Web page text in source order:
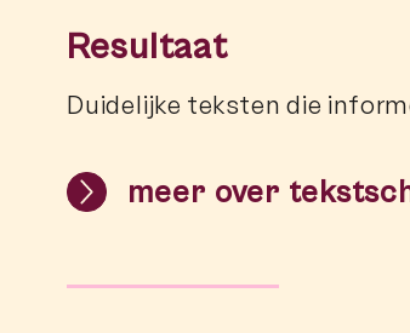
Resultaat
Duidelijke teksten die
meer over